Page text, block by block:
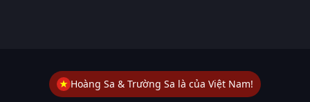
Hoàng Sa & Trường Sa là của Việt Nam!